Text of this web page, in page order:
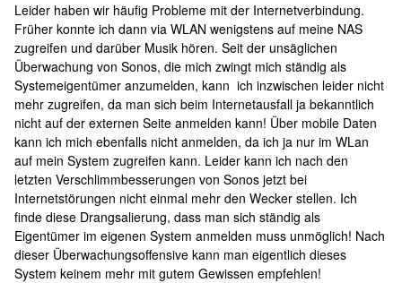
Leider haben wir häufig Probleme mit der Internetverbindung.
Früher konnte ich dann via WLAN wenigstens auf meine NAS
zugreifen und darüber Musik hören. Seit der unsäglichen
Überwachung von Sonos, die mich zwingt mich ständig als
Systemeigentümer anzumelden, kann ich inzwischen leider nicht
mehr zugreifen, da man sich beim Internetausfall ja bekanntlich
nicht auf der externen Seite anmelden kann! Über mobile Daten
kann ich mich ebenfalls nicht anmelden, da ich ja nur im WLan
auf mein System zugreifen kann. Leider kann ich nach den
letzten Verschlimmbesserungen von Sonos jetzt bei
Internetstörungen nicht einmal mehr den Wecker stellen. Ich
finde diese Drangsalierung, dass man sich ständig als
Eigentümer im eigenen System anmelden muss unmöglich! Nach
dieser Überwachungsoffensive kann man eigentlich dieses
System keinem mehr mit gutem Gewissen empfehlen!